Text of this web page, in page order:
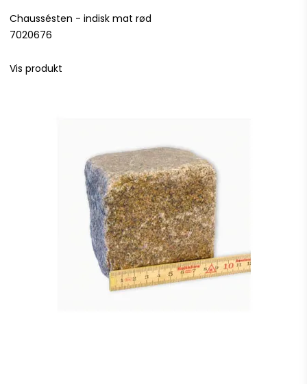
Chaussésten - indisk mat rød
7020676
Vis produkt